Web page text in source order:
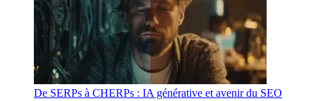
De SERPs à CHERPs : IA générative et avenir du SEO